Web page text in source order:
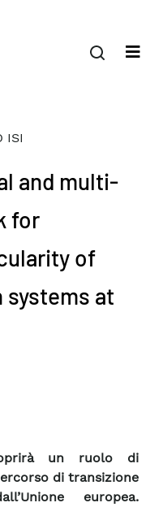
ISI
and multi-
for
of
systems at
un ruolo di
di transizione
europea.